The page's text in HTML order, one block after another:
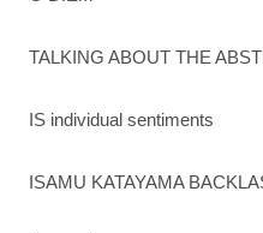
TALKING ABOUT THE
IS individual sentiments
ISAMU KATAYAMA